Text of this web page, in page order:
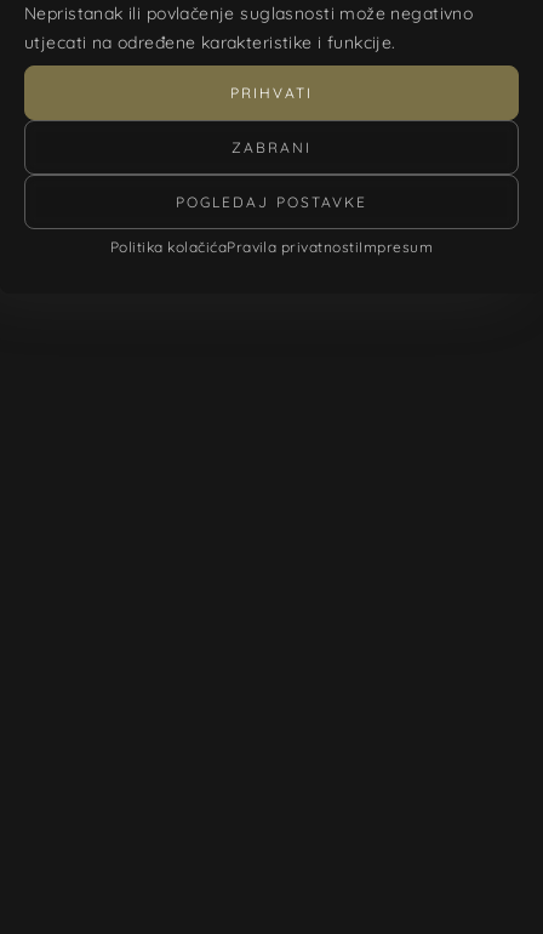
Nepristanak ili povlačenje suglasnosti može negativno
utjecati na određene karakteristike i funkcije.
PRIHVATI
ZABRANI
POGLEDAJ POSTAVKE
Politika kolačićaPravila privatnostiImpresum